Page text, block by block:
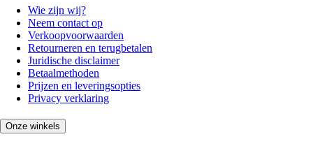
Wie zijn wij?
Neem contact op
Verkoopvoorwaarden
Retourneren en terugbetalen
Juridische disclaimer
Betaalmethoden
Prijzen en leveringsopties
Privacy verklaring
Onze winkels